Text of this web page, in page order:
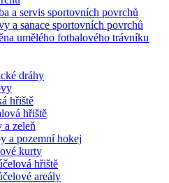
a servis sportovních povrchů
a sanace sportovních povrchů
umělého fotbalového trávníku
dráhy
hřiště
hřiště
a zeleň
a pozemní hokej
kurty
hřiště
areály